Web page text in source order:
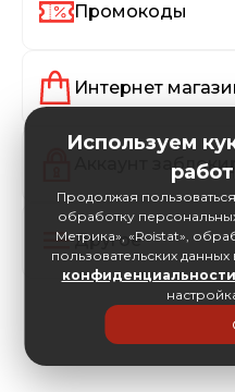
Промокоды
Интернет
Аккаунт
Другое
Используем
Продолжая
обработку
Метрика», «Roistat»,
пользовательских данных
конфиденциальности